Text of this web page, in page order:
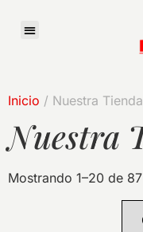
Inicio / Nuestra Tienda
Nuestra
Mostrando 1–20 de